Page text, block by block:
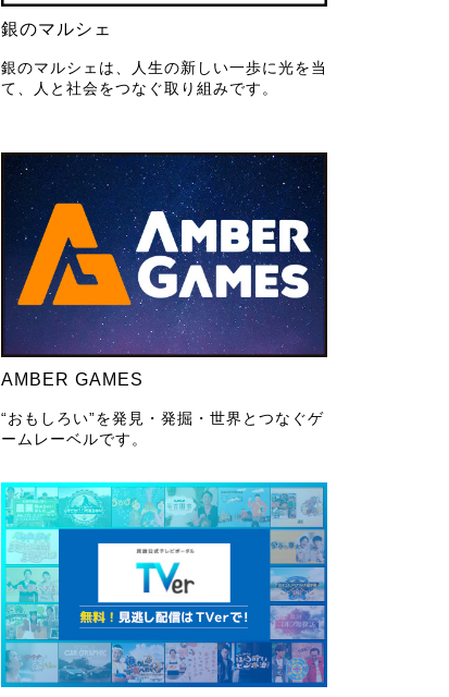
銀のマルシェ
銀のマルシェは、人生の新しい一歩に光を当
て、人と社会をつなぐ取り組みです。
AMBER GAMES
“おもしろい”を発見・発掘・世界とつなぐゲ
ームレーベルです。